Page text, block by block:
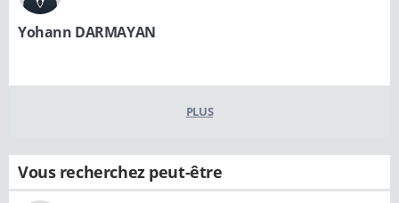
Yohann DARMAYAN
PLUS
Vous recherchez peut-être